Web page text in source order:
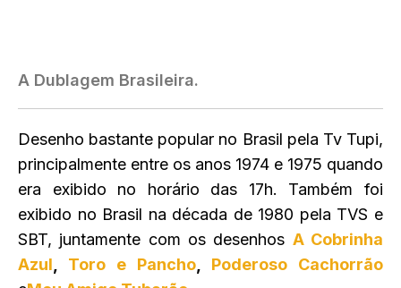
A Dublagem Brasileira.
Desenho bastante popular no Brasil pela Tv Tupi,
principalmente entre os anos 1974 e 1975 quando
era exibido no horário das 17h. Também foi
exibido no Brasil na década de 1980 pela TVS e
SBT, juntamente com os desenhos A Cobrinha
Azul, Toro e Pancho, Poderoso Cachorrão